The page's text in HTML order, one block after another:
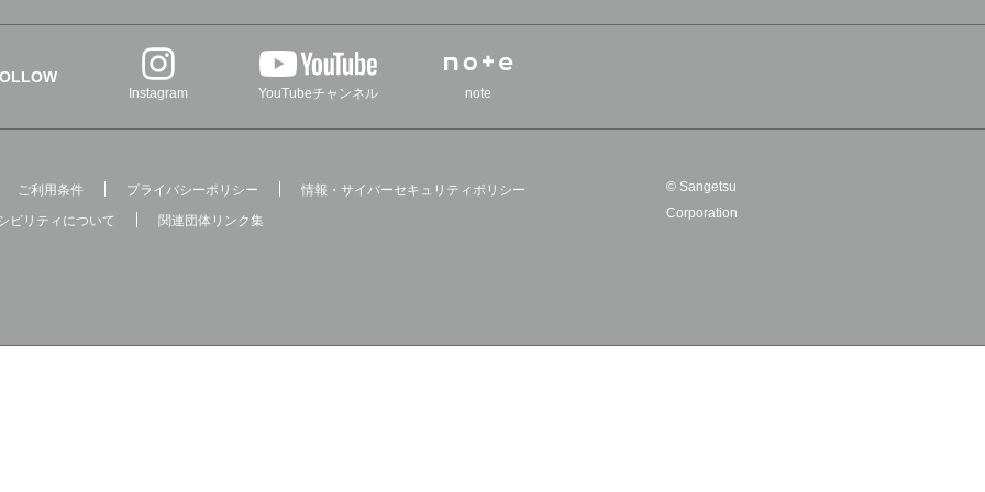
Instagram YouTubeチャンネル note
ご利用条件 プライバシーポリシー
情報・サイバーセキュリティポリシー
ビリティについて
関連団体リンク集
© Sangetsu
Corporation